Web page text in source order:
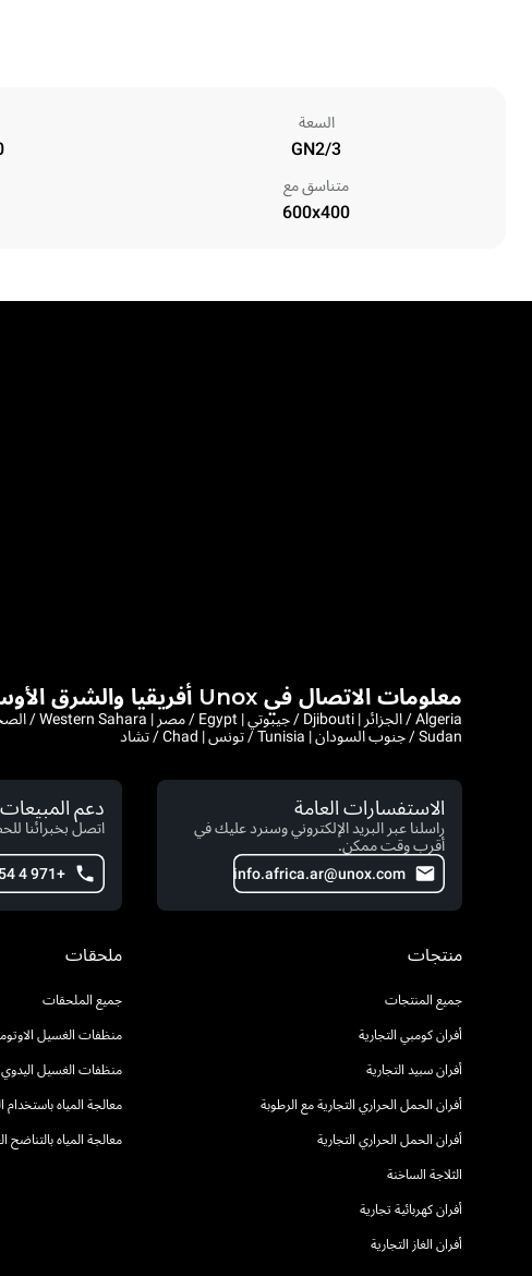
السعة
GN2/3
متناسق مع
600x400
معلومات الاتصال في Unox أفريقيا والشرق الأوسط
Sudan / جنوب السودان | Tunisia / تونس | Chad / تشاد
الاستفسارات العامة
راسلنا عبر البريد الإلكتروني وسنرد عليك في
أقرب وقت ممكن.
info.africa.ar@unox.com
دعم المبيعات
اتصل بخبرائنا
+971 4 554 2146
منتجات
جميع المنتجات
أفران كومبي التجارية
أفران سبيد التجارية
أفران الحمل الحراري التجارية مع الرطوبة
أفران الحمل الحراري التجارية
الثلاجة الساخنة
أفران كهربائية تجارية
أفران الغاز التجارية
ملحقات
جميع الملحقات
منظفات الغسيل
منظفات الغسيل اليدوي
معالجة المياه
معالجة المياه بالتناضح